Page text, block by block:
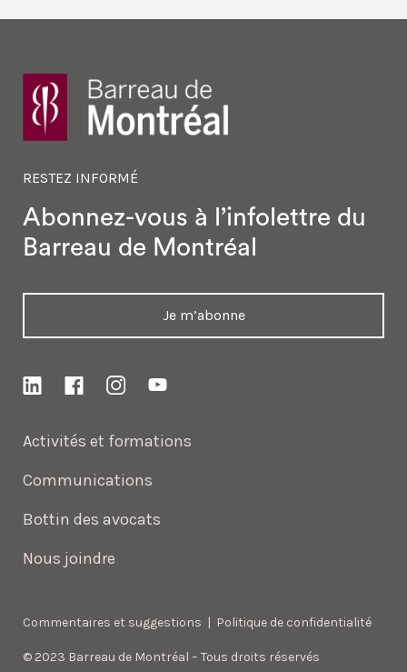
Activités et formations
Communications
Bottin des avocats
Nous joindre
RESTEZ INFORMÉ
Abonnez-vous à l’infolettre du
Barreau de Montréal
Je m’abonne
Commentaires et suggestions | Politique de confidentialité
© 2023 Barreau de Montréal – Tous droits réservés